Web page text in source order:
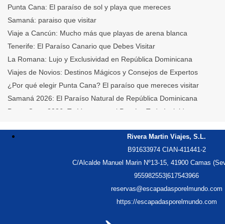
Punta Cana: El paraíso de sol y playa que mereces
Samaná: paraiso que visitar
Viaje a Cancún: Mucho más que playas de arena blanca
Tenerife: El Paraíso Canario que Debes Visitar
La Romana: Lujo y Exclusividad en República Dominicana
Viajes de Novios: Destinos Mágicos y Consejos de Expertos
¿Por qué elegir Punta Cana? El paraíso que mereces visitar
Samaná 2026: El Paraíso Natural de República Dominicana
Punta Cana 2026: Tu Verano en el Paraíso Todo Incluido
Varadero: La Perfección Azul Cubana, El Relax en el Caribe
Crónicas de La Habana Vieja: Mitos, Historia y el Alma del Son
Samaná: El Santuario Secreto, Ballenas y Playas Vírgenes RD
Punta Cana: Lujo, Aventura y las Playas Más Vibrantes
Cancún: Playa, Fiesta y Misterios Mayas
Sabores de Cuba: Viaje Gastronómico
Rivera Martin Viajes, S.L.
B91633974 CIAN-411441-2
C/Alcalde Manuel Marin Nº13-15, 41900 Camas
955982553 |617543966
reservas@escapadasporelmundo.com
https://escapadasporelmundo.com